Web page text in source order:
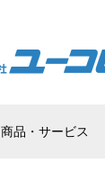
商品・サービス